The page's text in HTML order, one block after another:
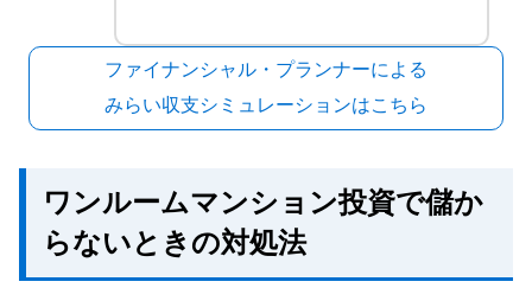
ファイナンシャル・プランナーによる
みらい収支シミュレーションはこちら
ワンルームマンション投資で儲か
らないときの対処法